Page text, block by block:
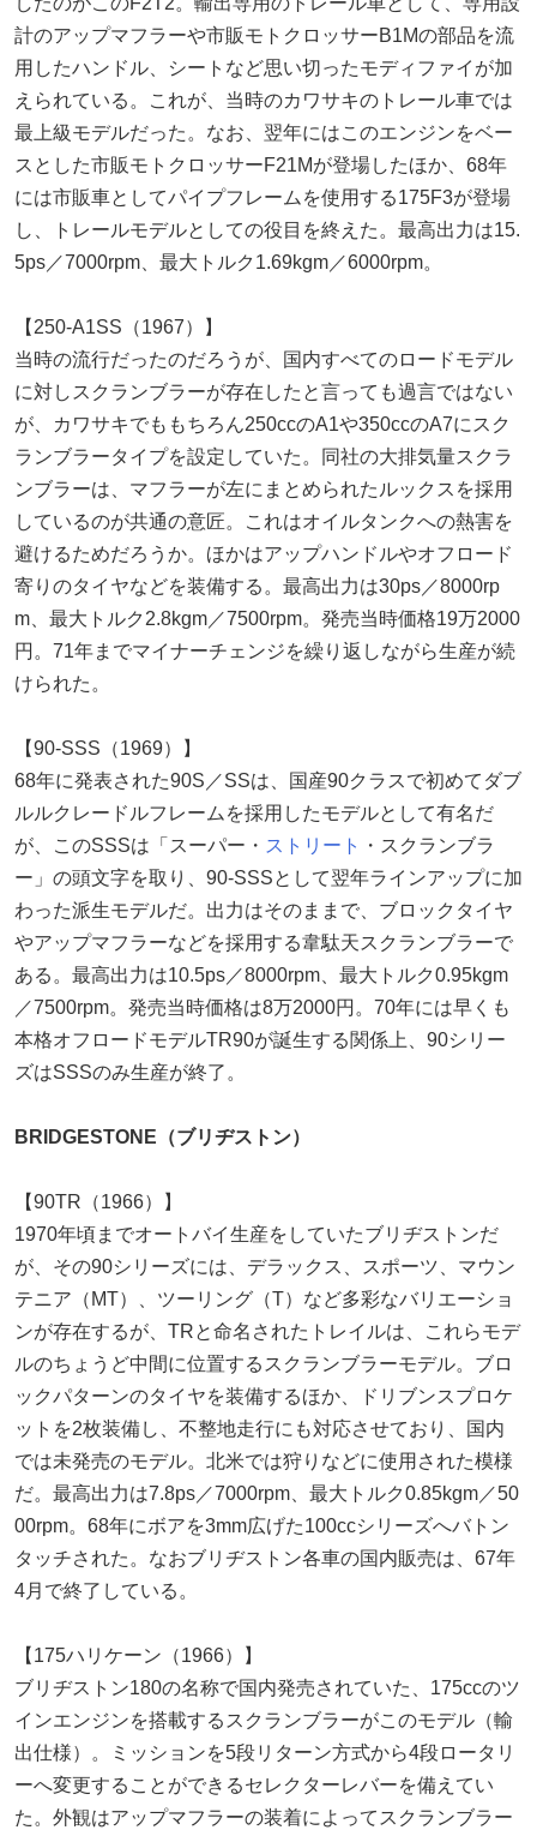
計のアップマフラーや市販モトクロッサーB1Mの部品を流
用したハンドル、シートなど思い切ったモディファイが加
えられている。これが、当時のカワサキのトレール車では
最上級モデルだった。なお、翌年にはこのエンジンをベー
スとした市販モトクロッサーF21Mが登場したほか、68年
には市販車としてパイプフレームを使用する175F3が登場
し、トレールモデルとしての役目を終えた。最高出力は15.
5ps／7000rpm、最大トルク1.69kgm／6000rpm。
【250-A1SS（1967）】
当時の流行だったのだろうが、国内すべてのロードモデル
に対しスクランブラーが存在したと言っても過言ではない
が、カワサキでももちろん250ccのA1や350ccのA7にスク
ランブラータイプを設定していた。同社の大排気量スクラ
ンブラーは、マフラーが左にまとめられたルックスを採用
しているのが共通の意匠。これはオイルタンクへの熱害を
避けるためだろうか。ほかはアップハンドルやオフロード
寄りのタイヤなどを装備する。最高出力は30ps／8000rp
m、最大トルク2.8kgm／7500rpm。発売当時価格19万2000
円。71年までマイナーチェンジを繰り返しながら生産が続
けられた。
【90-SSS（1969）】
68年に発表された90S／SSは、国産90クラスで初めてダブ
ルルクレードルフレームを採用したモデルとして有名だ
が、このSSSは「スーパー・ ストリート
・スクランブラ
ー」の頭文字を取り、90-SSSとして翌年ラインアップに加
わった派生モデルだ。出力はそのままで、ブロックタイヤ
やアップマフラーなどを採用する韋駄天スクランブラーで
ある。最高出力は10.5ps／8000rpm、最大トルク0.95kgm
／7500rpm。発売当時価格は8万2000円。70年には早くも
本格オフロードモデルTR90が誕生する関係上、90シリー
ズはSSSのみ生産が終了。
BRIDGESTONE（ブリヂストン）
【90TR（1966）】
1970年頃までオートバイ生産をしていたブリヂストンだ
が、その90シリーズには、デラックス、スポーツ、マウン
テニア（MT）、ツーリング（T）など多彩なバリエーショ
ンが存在するが、TRと命名されたトレイルは、これらモデ
ルのちょうど中間に位置するスクランブラーモデル。ブロ
ックパターンのタイヤを装備するほか、ドリブンスプロケ
ットを2枚装備し、不整地走行にも対応させており、国内
では未発売のモデル。北米では狩りなどに使用された模様
だ。最高出力は7.8ps／7000rpm、最大トルク0.85kgm／50
00rpm。68年にボアを3mm広げた100ccシリーズへバトン
タッチされた。なおブリヂストン各車の国内販売は、67年
4月で終了している。
【175ハリケーン（1966）】
ブリヂストン180の名称で国内発売されていた、175ccのツ
インエンジンを搭載するスクランブラーがこのモデル（輸
出仕様）。ミッションを5段リターン方式から4段ロータリ
ーへ変更することができるセレクターレバーを備えてい
た。外観はアップマフラーの装着によってスクランブラー